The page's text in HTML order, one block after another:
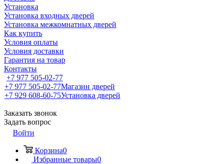
Установка
Установка входных дверей
Установка межкомнатных дверей
Как купить
Условия оплаты
Условия доставки
Гарантия на товар
Контакты
+7 977 505-02-77
+7 977 505-02-77Магазин дверей
+7 929 608-60-75Установка дверей
Заказать звонок
Задать вопрос
Войти
Корзина0
Избранные товары0